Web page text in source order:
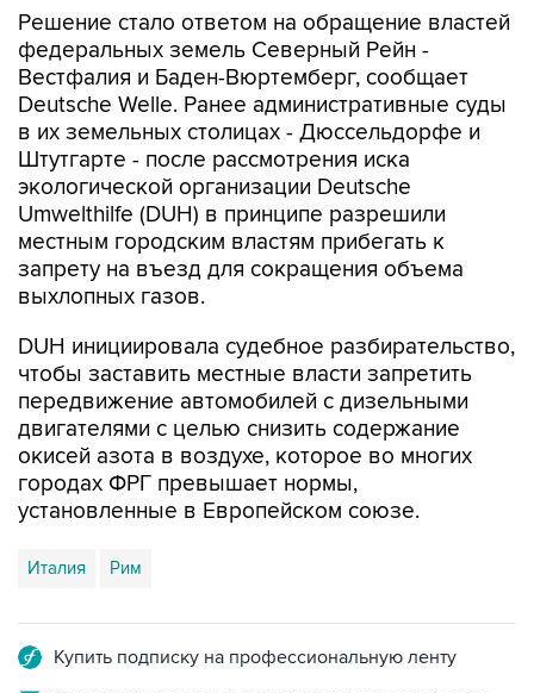
Решение стало ответом на обращение властей
федеральных земель Северный Рейн -
Вестфалия и Баден-Вюртемберг, сообщает
Deutsche Welle. Ранее административные суды
в их земельных столицах - Дюссельдорфе и
Штутгарте - после рассмотрения иска
экологической организации Deutsche
Umwelthilfe (DUH) в принципе разрешили
местным городским властям прибегать к
запрету на въезд для сокращения объема
выхлопных газов.
DUH инициировала судебное разбирательство,
чтобы заставить местные власти запретить
передвижение автомобилей с дизельными
двигателями с целью снизить содержание
окисей азота в воздухе, которое во многих
городах ФРГ превышает нормы,
установленные в Европейском союзе.
Италия Рим
Купить подписку на профессиональную ленту